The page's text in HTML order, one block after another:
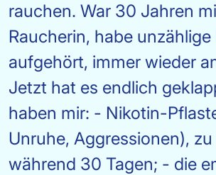
rauchen. War 30 Jahren
Raucherin, habe unzählige
aufgehört, immer wieder
Jetzt hat es endlich
haben mir: - Nikotin-
Unruhe, Aggressionen),
während 30 Tagen; - die